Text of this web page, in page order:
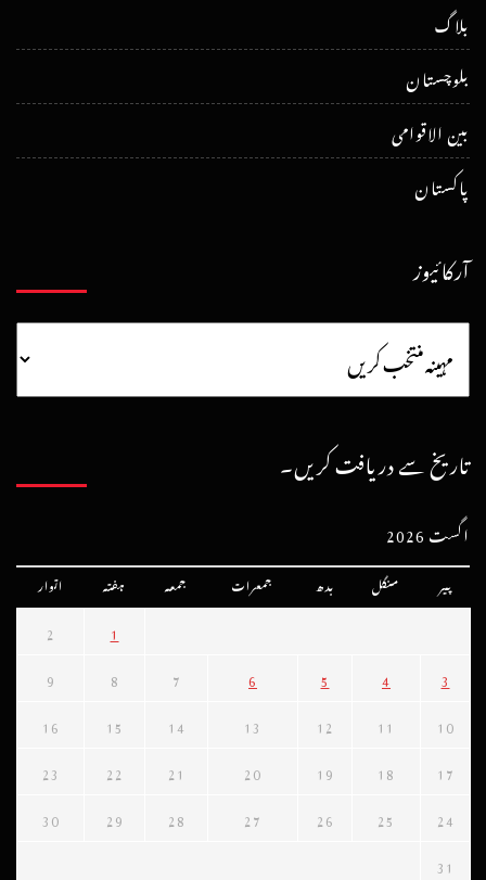
بلاگ
بلوچستان
بین الاقوامی
پاکستان
آرکائیوز
تاریخ سے دریافت کریں۔
اگست 2026
پیر منگل بدھ جمعرات جمعہ ہفتہ اتوار
1
2
3
4
5
6
7
8
9
10
11
12
13
14
15
16
17
18
19
20
21
22
23
24
25
26
27
28
29
30
31